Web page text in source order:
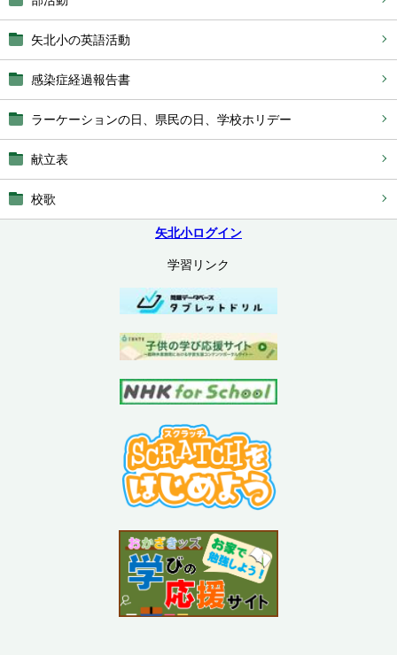
矢北小の英語活動
感染症経過報告書
ラーケーションの日、県民の日、学校ホリデー
献立表
校歌
矢北小ログイン
学習リンク